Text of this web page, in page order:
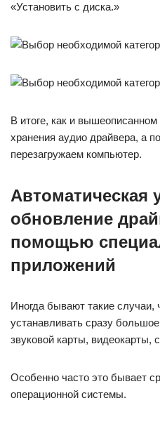
«Установить с диска.»
В итоге, как и
хранения аудио драйвера, а
перезагружаем компьютер.
Автоматическая
обновление
помощью
приложений
Иногда бывают такие случаи,
устанавливать сразу
звуковой карты, видеокарты,
Особенно часто это бывает
операционной системы.